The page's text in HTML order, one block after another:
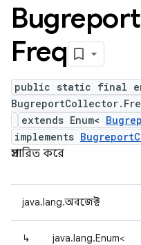
Bugreport
Freq
public static final
extends Enum<
implements
প্রসারিত করে
java.lang.অবজেক্ট
↳
java.lang.Enum<